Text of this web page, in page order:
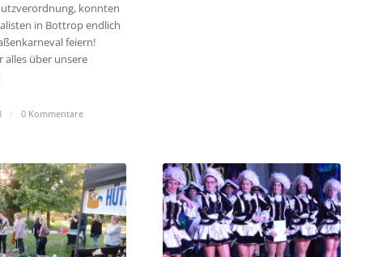
konnten
in Bottrop endlich
feiern!
alles über unsere
/ 0 Kommentare